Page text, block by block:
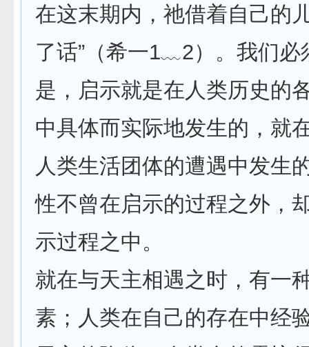
在这末期内，祂借着自己的
了话”（希一1﹏2）。我们必
是，启示就是在人类历史的
中具体而实际地发生的，就
人类生活团体的遭遇中发生
性不曾在启示的过程之外，
示过程之中。
就在与天主相遇之时，有一
素；人类在自己的存在中经